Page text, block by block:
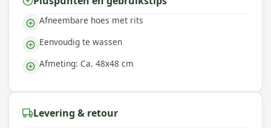
Afneembare hoes met rits
Eenvoudig te wassen
Afmeting: Ca. 48x48 cm
Levering & retour